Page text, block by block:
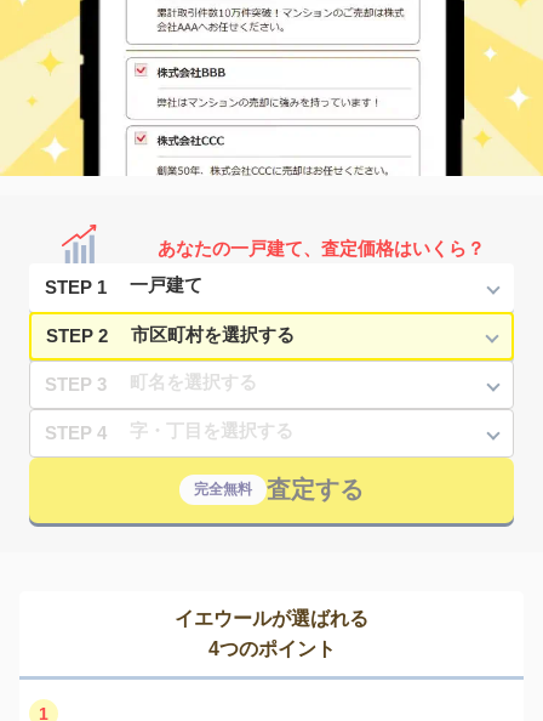
あなたの一戸建て、査定価格はいくら？
STEP 1
STEP 2
STEP 3
STEP 4
完全無料 査定する
イエウールが選ばれる
4つのポイント
1